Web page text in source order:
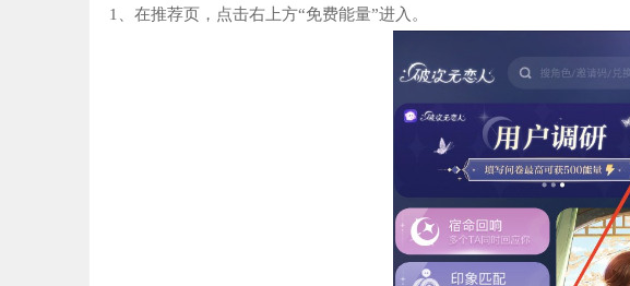
1、在推荐页，点击右上方“免费能量”进入。